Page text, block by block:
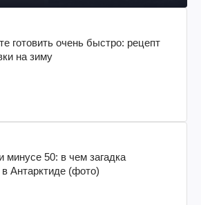
готовить очень быстро: рецепт
на зиму
минусе 50: в чем загадка
в Антарктиде (фото)